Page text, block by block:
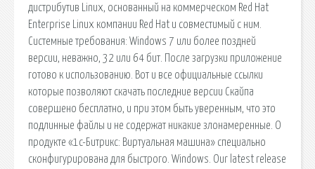
дистрибутив Linux, основанный на коммерческом Red Hat
Enterprise Linux компании Red Hat и совместимый с ним.
Системные требования: Windows 7 или более поздней
версии, неважно, 32 или 64 бит. После загрузки приложение
готово к использованию. Вот и все официальные ссылки
которые позволяют скачать последние версии Скайпа
совершено бесплатно, и при этом быть уверенным, что это
подлинные файлы и не содержат никакие злонамеренные. О
продукте «1c-Битрикс: Виртуальная машина» специально
сконфигурирована для быстрого. Windows. Our latest release